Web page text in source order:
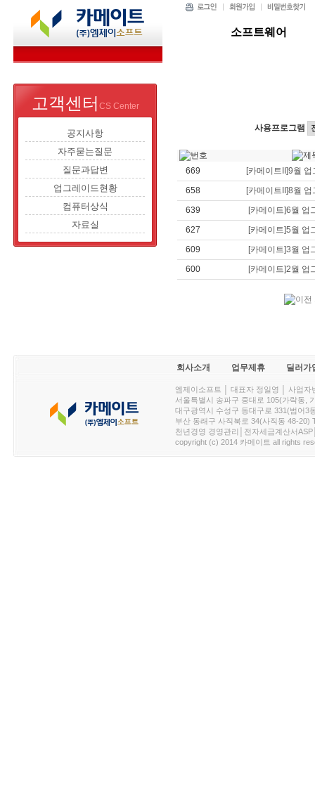
소프트웨어
고객센터 CS Center
공지사항
자주묻는질문
질문과답변
업그레이드현황
컴퓨터상식
자료실
사용프로그램
669
[카메이트II]9월
658
[카메이트II]8월
639
[카메이트]6월 업
627
[카메이트]5월 업
609
[카메이트]3월 업
600
[카메이트]2월 업
회사소개 업무제휴 딜러가
엠제이소프트 │ 대표자 정일영 │ 사업
서울특별시 송파구 중대로 105(가락동,
대구광역시 수성구 동대구로 331(범어3
부산 동래구 사직북로 34(사직동 48-20)
천년경영 경영관리│전자세금계산서
copyright (c) 2014 카메이트 all rights